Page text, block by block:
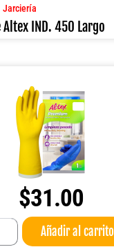
Jarciería
Altex IND. 450 Largo
$31.00
Añadir al carrito